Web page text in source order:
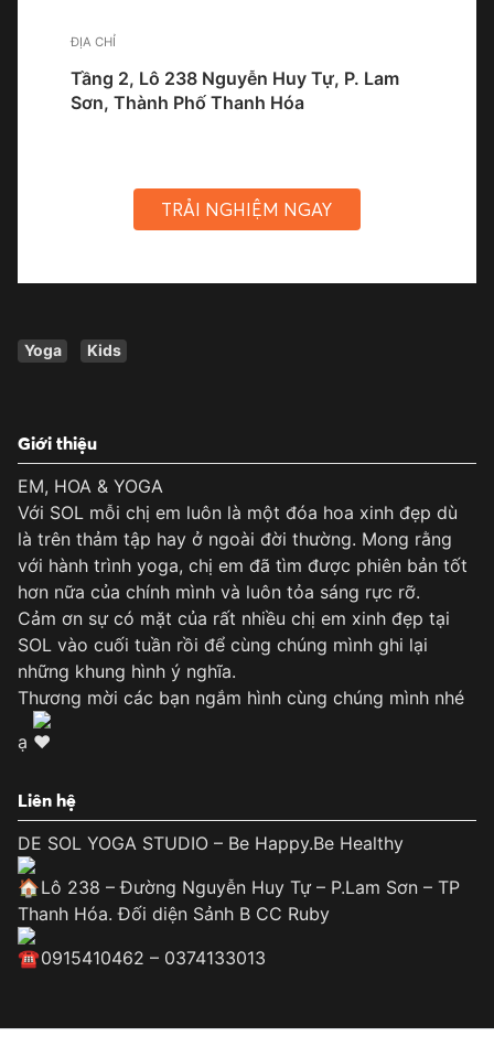
ĐỊA CHỈ
Tầng 2, Lô 238 Nguyễn Huy Tự, P. Lam
Sơn, Thành Phố Thanh Hóa
TRẢI NGHIỆM NGAY
Yoga Kids
Giới thiệu
EM, HOA & YOGA
Với SOL mỗi chị em luôn là một đóa hoa xinh đẹp dù
là trên thảm tập hay ở ngoài đời thường. Mong rằng
với hành trình yoga, chị em đã tìm được phiên bản tốt
hơn nữa của chính mình và luôn tỏa sáng rực rỡ.
Cảm ơn sự có mặt của rất nhiều chị em xinh đẹp tại
SOL vào cuối tuần rồi để cùng chúng mình ghi lại
những khung hình ý nghĩa.
Thương mời các bạn ngắm hình cùng chúng mình nhé
ạ
Liên hệ
DE SOL YOGA STUDIO – Be Happy.Be Healthy
Lô 238 – Đường Nguyễn Huy Tự – P.Lam Sơn – TP
Thanh Hóa. Đối diện Sảnh B CC Ruby
0915410462 – 0374133013